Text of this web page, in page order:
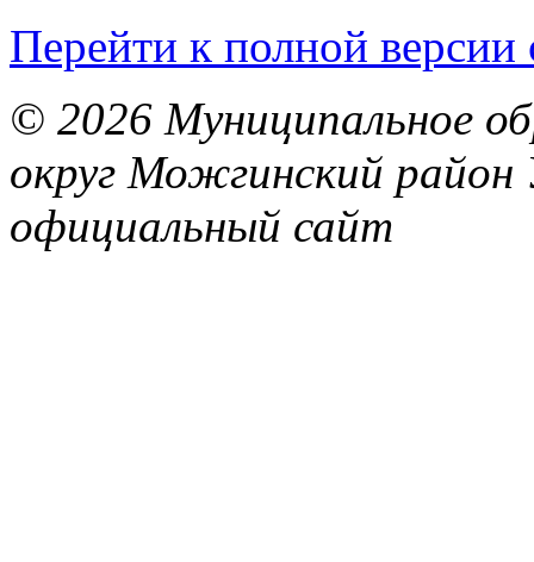
Перейти к полной версии
© 2026 Муниципальное
округ Можгинский район
официальный сайт